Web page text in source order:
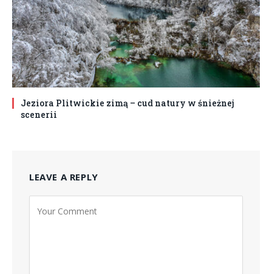
Jeziora Plitwickie zimą – cud natury w śnieżnej
scenerii
LEAVE A REPLY